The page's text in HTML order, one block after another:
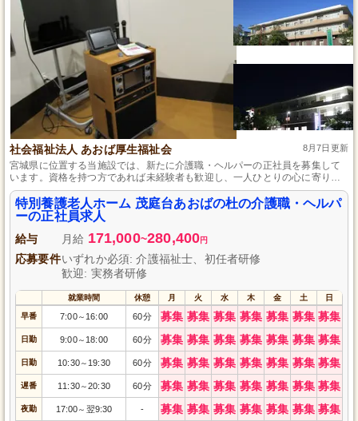
社会福祉法人 あおば厚生福祉会 8月7日更新
宮城県に位置する当施設では、新たに介護職・ヘルパーの正社員を募集して
います。資格を持つ方であれば未経験者も歓迎し、一人ひとりの心に寄り添
ったサービスを提供するチームの一員としてご活躍いただけます。新しい仕
事で地域社会に貢献したい方には最適な職場です。
特別養護老人ホーム 茂庭台あおばの杜の介護職・ヘルパ
ーの正社員求人
給与 月給 171,000~280,400円
応募要件いずれか必須: 介護福祉士、初任者研修
歓迎: 実務者研修
就業時間 休憩 月 火 水 木 金 土 日
早番 7:00～ 16:00 60分 募集 募集 募集 募集 募集 募集 募集
日勤 9:00～ 18:00 60分 募集 募集 募集 募集 募集 募集 募集
日勤 10:30～ 19:30 60分 募集 募集 募集 募集 募集 募集 募集
遅番 11:30～20:30 60分 募集 募集 募集 募集 募集 募集 募集
夜勤 17:00～ 翌9:30 - 募集 募集 募集 募集 募集 募集 募集